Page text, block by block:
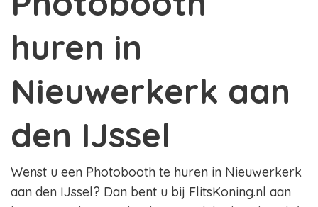
huren in
Nieuwerkerk aan
den IJssel
Wenst u een Photobooth te huren in Nieuwerkerk
aan den IJssel? Dan bent u bij FlitsKoning.nl aan